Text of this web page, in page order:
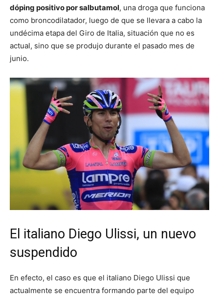
dóping positivo por salbutamol, una droga que funciona
como broncodilatador, luego de que se llevara a cabo la
undécima etapa del Giro de Italia, situación que no es
actual, sino que se produjo durante el pasado mes de
junio.
El italiano Diego Ulissi, un nuevo
suspendido
En efecto, el caso es que el italiano Diego Ulissi que
actualmente se encuentra formando parte del equipo